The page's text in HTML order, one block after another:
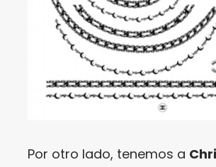
Por otro lado, tenemos a